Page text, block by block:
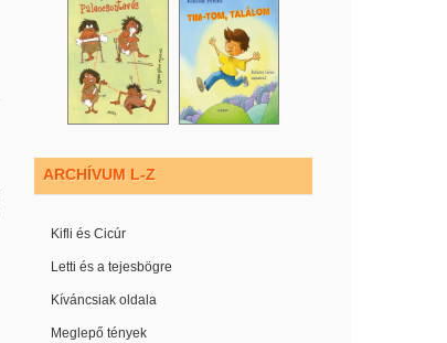
ARCHÍVUM L-Z
Kifli és Cicúr
Letti és a tejesbögre
Kíváncsiak oldala
Meglepő tények